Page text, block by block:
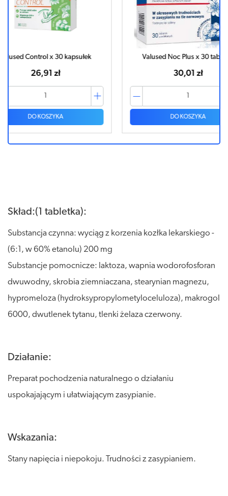
Valused Noc Plus x 30 tabletek
Skład:(1 tabletka):
Substancja czynna: wyciąg z korzenia kozłka lekarskiego -
(6:1, w 60% etanolu) 200 mg
Substancje pomocnicze: laktoza, wapnia wodorofosforan
dwuwodny, skrobia ziemniaczana, stearynian magnezu,
hypromeloza (hydroksypropylometyloceluloza), makrogol
6000, dwutlenek tytanu, tlenki żelaza czerwony.
Działanie:
Preparat pochodzenia naturalnego o działaniu
uspokajającym i ułatwiającym zasypianie.
Wskazania:
Stany napięcia i niepokoju. Trudności z zasypianiem.